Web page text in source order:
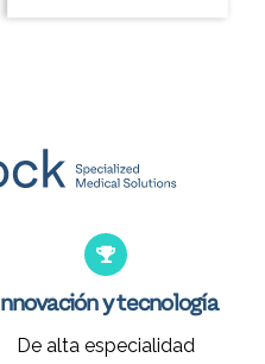
Innovación y tecnología
De alta especialidad